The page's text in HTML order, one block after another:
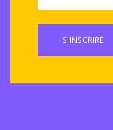
S'INSCRIRE